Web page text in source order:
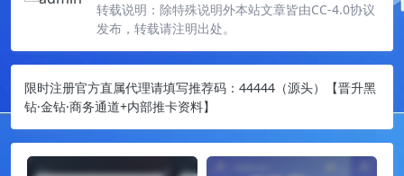
转载说明： 除特殊说明外本站文章皆由CC-4.0协议
发布，转载请注明出处。
限时注册官方直属代理请填写推荐码：44444（源头）【晋升黑
钻·金钻·商务通道+内部推卡资料】